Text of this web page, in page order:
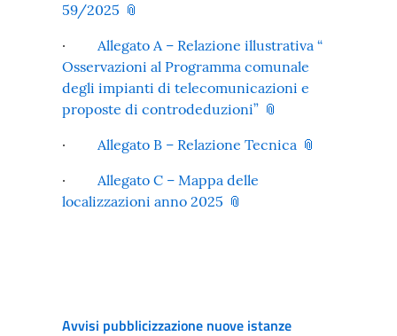
59/2025
· Allegato A – Relazione illustrativa “
Osservazioni al Programma comunale
degli impianti di telecomunicazioni e
proposte di controdeduzioni”
·
Allegato B – Relazione Tecnica
· Allegato C – Mappa delle
localizzazioni anno 2025
Avvisi pubblicizzazione nuove istanze